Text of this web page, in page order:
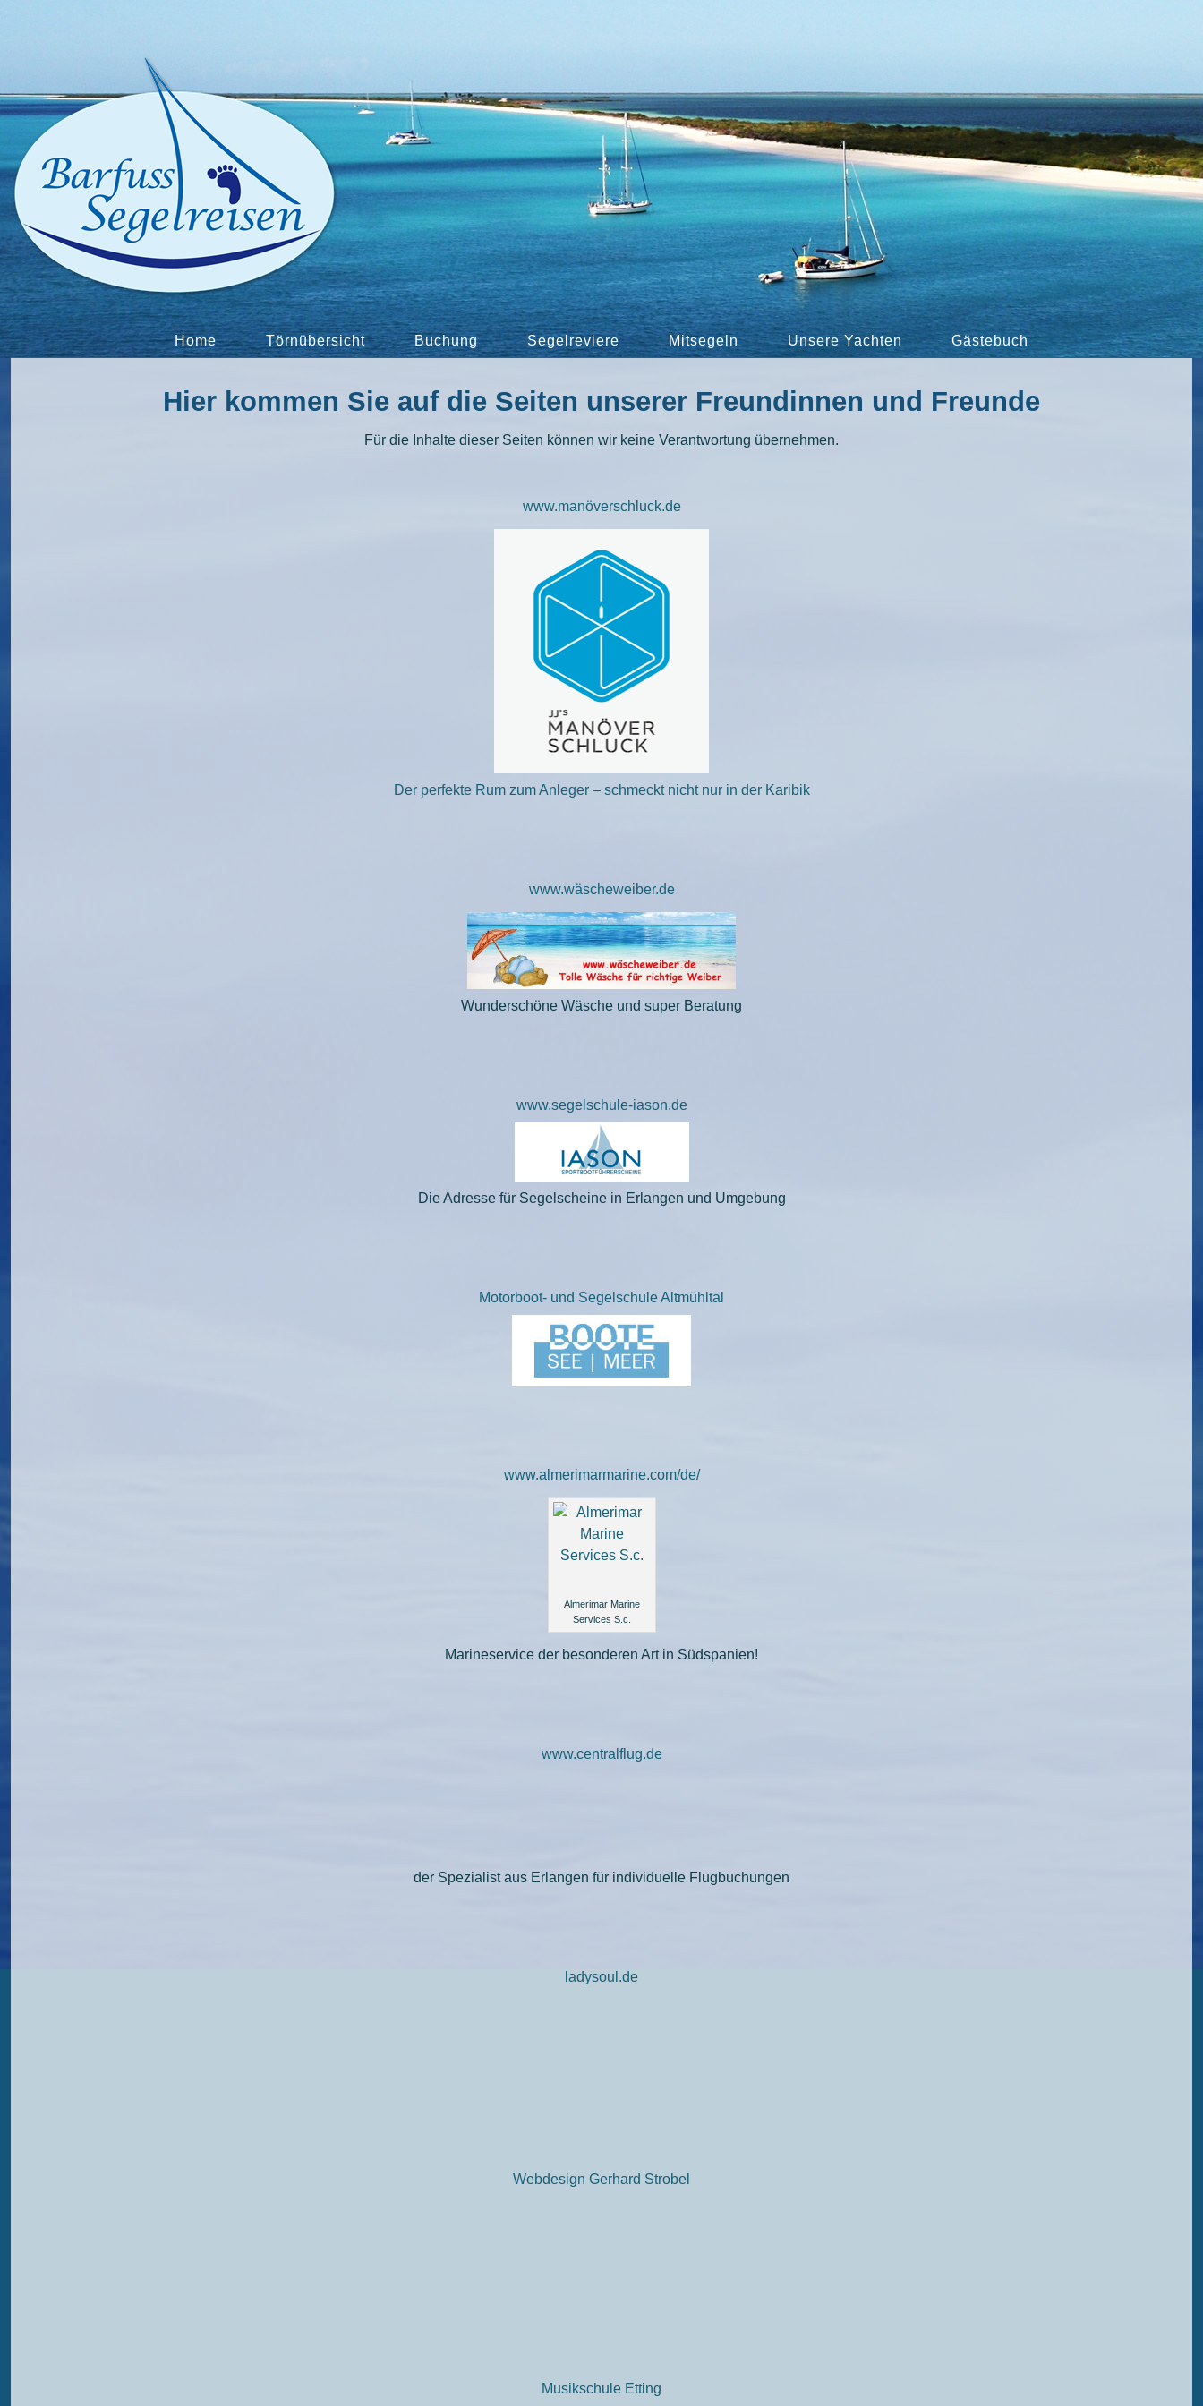
Home Törnübersicht Buchung Segelreviere Mitsegeln Unsere Yachten Gästebuch
Hier kommen Sie auf die Seiten unserer Freundinnen und Freunde
Für die Inhalte dieser Seiten können wir keine Verantwortung übernehmen.
www.manöverschluck.de
Der perfekte Rum zum Anleger – schmeckt nicht nur in der Karibik
www.wäscheweiber.de
Wunderschöne Wäsche und super Beratung
www.segelschule-iason.de
Die Adresse für Segelscheine in Erlangen und Umgebung
Motorboot- und Segelschule Altmühltal
www.almerimarmarine.com/de/
Almerimar Marine
Services S.c.
Marineservice der besonderen Art in Südspanien!
www.centralflug.de
der Spezialist aus Erlangen für individuelle Flugbuchungen
ladysoul.de
Webdesign Gerhard Strobel
Musikschule Etting